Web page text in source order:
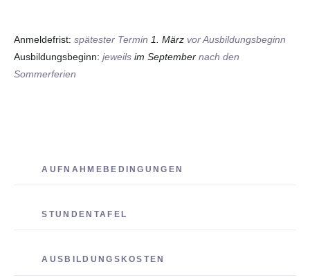
Anmeldefrist: spätester Termin 1. März vor Ausbildungsbeginn
Ausbildungsbeginn: jeweils im September nach den
Sommerferien
AUFNAHMEBEDINGUNGEN
STUNDENTAFEL
AUSBILDUNGSKOSTEN